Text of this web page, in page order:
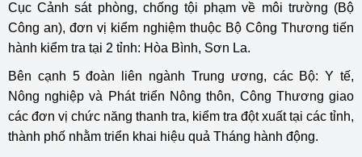
Cục Cảnh sát phòng, chống tội phạm về môi trường (Bộ
Công an), đơn vị kiểm nghiệm thuộc Bộ Công Thương tiến
hành kiểm tra tại 2 tỉnh: Hòa Bình, Sơn La.
Bên cạnh 5 đoàn liên ngành Trung ương, các Bộ: Y tế,
Nông nghiệp và Phát triển Nông thôn, Công Thương giao
các đơn vị chức năng thanh tra, kiểm tra đột xuất tại các tỉnh,
thành phố nhằm triển khai hiệu quả Tháng hành động.